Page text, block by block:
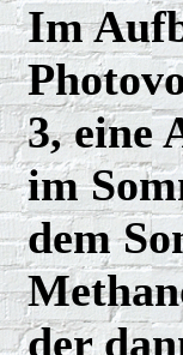
Im
3, eine
im
dem
der